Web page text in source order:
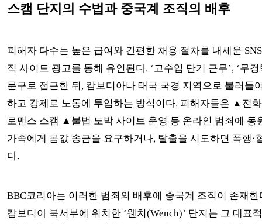
스캠 단지의 수법과 중국계 조직의 배후
피해자 다수는 높은 급여와 간편한 채용 절차를 내세운
직 사이트 광고를 통해 유인된다. ‘고수입 단기 근무’, ‘무
문구로 접근한 뒤, 캄보디아나 태국 국경 지역으로 불러들
하고 강제로 노동에 투입하는 방식이다. 피해자들은 ▲전
로맨스 스캠 ▲불법 도박 사이트 운영 등 온라인 범죄에 동
가족에게 몸값 송금을 요구하거나, 탈출을 시도하면 폭행·
다.
BBC코리아는 이러한 범죄의 배후에 중국계 조직이 존재
캄보디아 북서부에 위치한 ‘웬치(Wench)’ 단지는 그 대표